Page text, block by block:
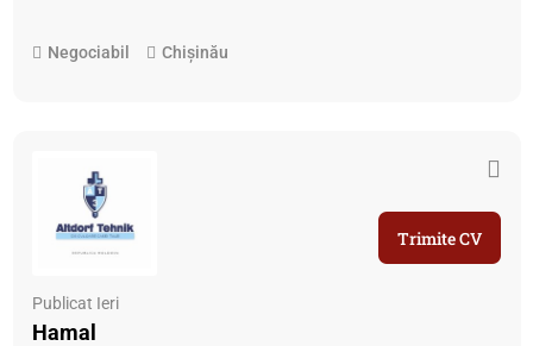
Negociabil Chișinău
Publicat Ieri
Hamal
Trimite CV